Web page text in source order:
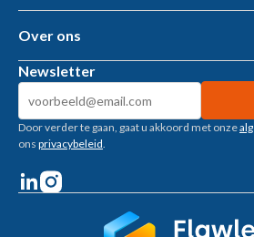
Business Intelligence
AI tools & AI Agents
Gemeenten – openbare ruimte
Woningcorporaties
Metaalbewerking
Bouwtoeleveranciers
Machinebouw
Installatietechniek
Recruitment
Welzijn
Over ons
Over ons
Kennisbank
Klantverhalen
Vacatures
Newsletter
Door verder te gaan, gaat u akkoord met onze
ons privacybeleid.